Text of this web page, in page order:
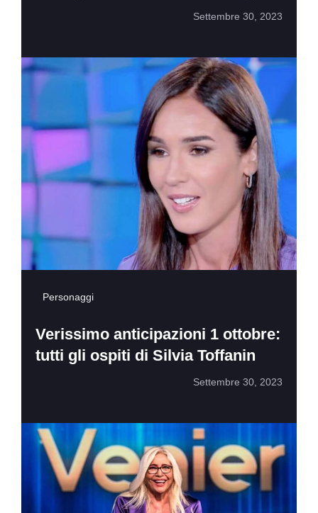
Settembre 30, 2023
Personaggi
Verissimo anticipazioni 1 ottobre:
tutti gli ospiti di Silvia Toffanin
Settembre 30, 2023